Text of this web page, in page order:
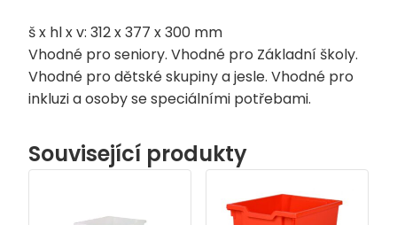
š x hl x v: 312 x 377 x 300 mm
Vhodné pro seniory. Vhodné pro Základní školy.
Vhodné pro dětské skupiny a jesle. Vhodné pro
inkluzi a osoby se speciálními potřebami.
Související produkty